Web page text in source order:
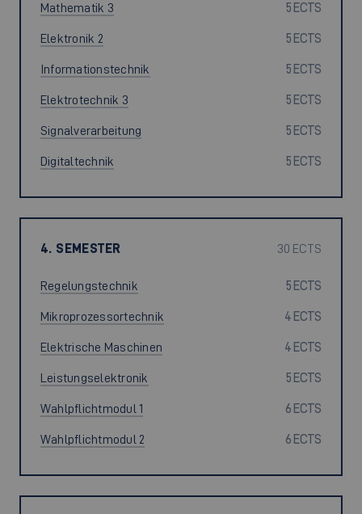
Mathematik 3 5 ECTS
Elektronik 2 5 ECTS
Informationstechnik 5 ECTS
Elektrotechnik 3 5 ECTS
Signalverarbeitung 5 ECTS
Digitaltechnik 5 ECTS
4. SEMESTER 30 ECTS
Regelungstechnik 5 ECTS
Mikroprozessortechnik 4 ECTS
Elektrische Maschinen 4 ECTS
Leistungselektronik 5 ECTS
Wahlpflichtmodul 1 6 ECTS
Wahlpflichtmodul 2 6 ECTS